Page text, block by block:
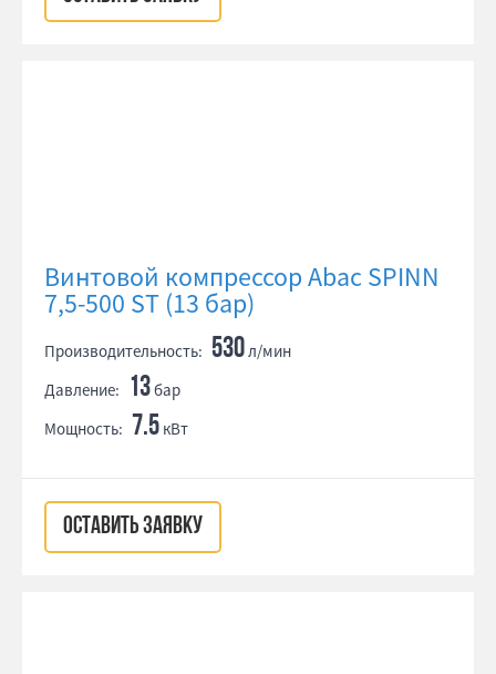
Винтовой компрессор Abac SPINN
7,5-500 ST (13 бар)
Производительность: 530л/мин
Давление: 13бар
Мощность: 7.5 кВт
ОСТАВИТЬ ЗАЯВКУ